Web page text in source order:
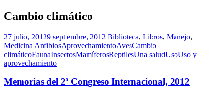
Cambio climático
27 julio, 20129 septiembre, 2012 Biblioteca, Libros, Manejo,
Medicina AnfibiosAprovechamientoAvesCambio
climáticoFaunaInsectosMamíferosReptilesUna saludUsoUso y
aprovechamiento
Memorias del 2º Congreso Internacional, 2012